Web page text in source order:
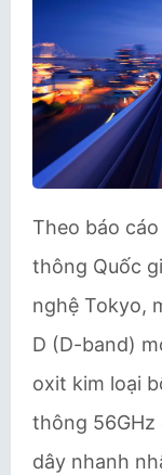
Theo báo
thông Quốc
nghệ Tokyo,
D (D-band)
oxit kim loại
thông
dây nhanh